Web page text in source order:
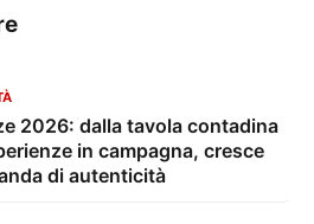
2026: dalla tavola contadina
in campagna, cresce
di autenticità